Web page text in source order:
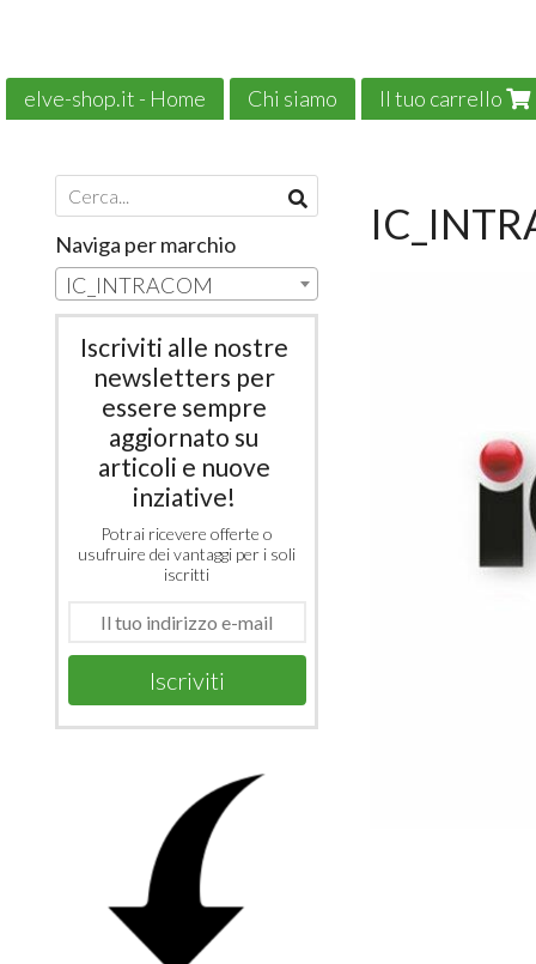
elve-shop.it - Home Chi siamo Il tuo carrello
Naviga per marchio
IC_INTRACOM
Iscriviti alle nostre
newsletters per
essere sempre
aggiornato su
articoli e nuove
inziative!
Potrai ricevere offerte o
usufruire dei vantaggi per i soli
iscritti
Iscriviti